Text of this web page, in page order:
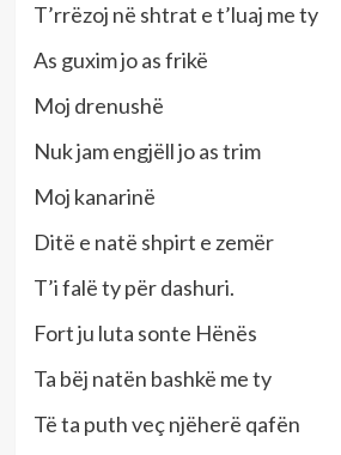
T’rrëzoj në shtrat e t’luaj me ty
As guxim jo as frikë
Moj drenushë
Nuk jam engjëll jo as trim
Moj kanarinë
Ditë e natë shpirt e zemër
T’i falë ty për dashuri.
Fort ju luta sonte Hënës
Ta bëj natën bashkë me ty
Të ta puth veç njëherë qafën